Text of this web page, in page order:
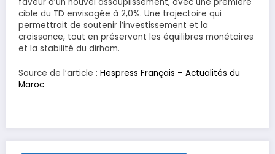
cible du TD envisagée à 2,0%. Une trajectoire qui
permettrait de soutenir l’investissement et la
croissance, tout en préservant les équilibres monétaires
et la stabilité du dirham.
Source de l’article : Hespress Français – Actualités du
Maroc